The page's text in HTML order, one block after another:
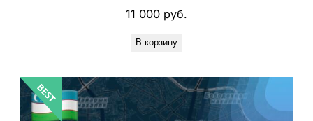
11 000 руб.
В корзину